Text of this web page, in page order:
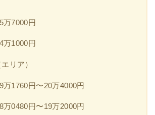
万7000円
万1000円
リア）
万1760円〜20万4000円
万0480円〜19万2000円